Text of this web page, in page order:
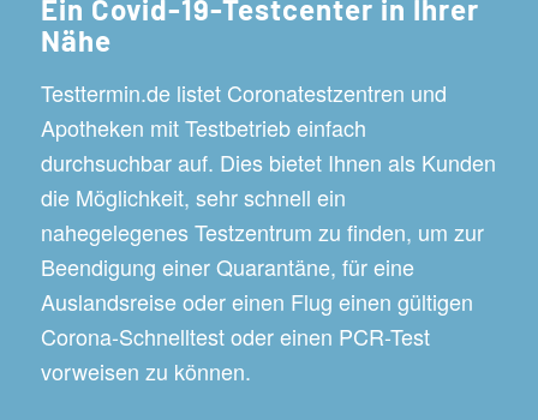
Ein Covid-19-Testcenter in Ihrer
Nähe
Testtermin.de listet Coronatestzentren und
Apotheken mit Testbetrieb einfach
durchsuchbar auf. Dies bietet Ihnen als Kunden
die Möglichkeit, sehr schnell ein
nahegelegenes Testzentrum zu finden, um zur
Beendigung einer Quarantäne, für eine
Auslandsreise oder einen Flug einen gültigen
Corona-Schnelltest oder einen PCR-Test
vorweisen zu können.